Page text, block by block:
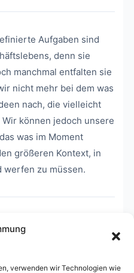
verwenden wir Technologien wie
Aufgaben sind
denn sie
manchmal entfalten sie
nicht mehr bei dem was
nach, die vielleicht
können jedoch unsere
was im Moment
größeren Kontext, in
werfen zu müssen.